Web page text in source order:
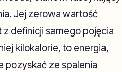
Jej zerowa wartość
definicji samego pojęcia
kilokalorie, to energia,
pozyskać ze spalenia